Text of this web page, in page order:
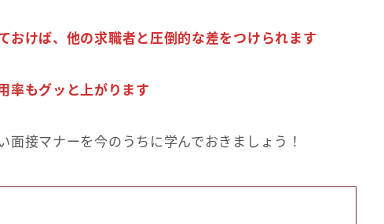
おけば、他の求職者と圧倒的な差をつけられます
率もグッと上がります
面接マナーを今のうちに学んでおきましょう！